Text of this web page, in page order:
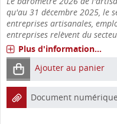
qu'au 31 décembre 2025, le
entreprises artisanales,
entreprises relèvent du
Plus d'information...
Ajouter au panier
Document numérique